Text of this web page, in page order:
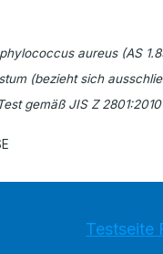
aureus (AS
(bezieht sich
gemäß JIS Z
Testseite